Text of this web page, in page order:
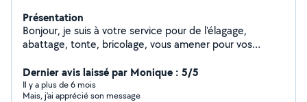
Présentation
Bonjour, je suis à votre service pour de l'élagage,
abattage, tonte, bricolage, vous amener pour vos
est service à la personne. Devis et facture possible ...
Dernier avis laissé par Monique : 5/5
Il y a plus de 6 mois
Mais, j'ai apprécié son message